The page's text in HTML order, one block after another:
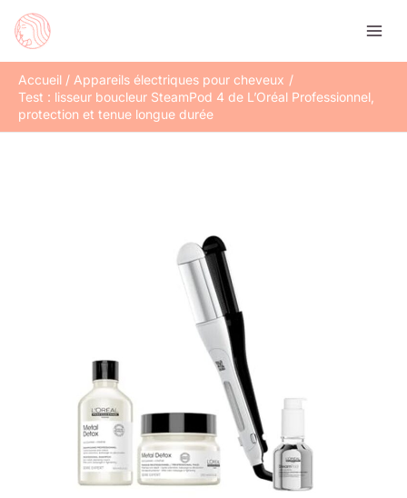
Accueil
Appareils électriques pour cheveux
Test : lisseur boucleur SteamPod 4 de L’Oréal Professionnel,
protection et tenue longue durée
Rechercher